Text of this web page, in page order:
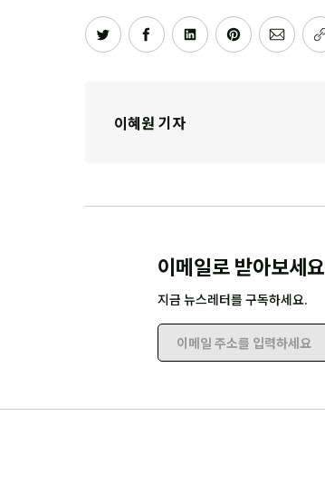
이혜원 기자
이메일로 받아보세요
지금 뉴스레터를 구독하세요.
이메일 주소를 입력하세요